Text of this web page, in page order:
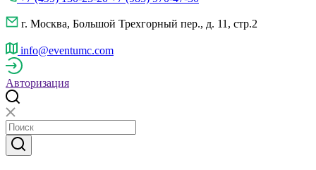
г. Москва, Большой Трехгорный пер., д. 11, стр.2
info@eventumc.com
Авторизация